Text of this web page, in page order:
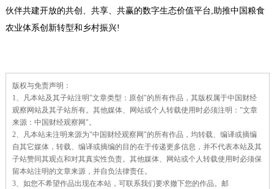
伙伴共建开放的共创、共享、共赢的数字生态价值平台,助推中国粮食
农业体系创新转型和乡村振兴!
辑：
版权与免责声明：
1、凡本站及其子站注明"文章类型：原创"的所有作品，其版权属于中国财经
观察网站及其子站所有。其他媒体、网站或个人转载使用时必须注明："文章
来源：中国财经观察网"。
2、凡本站未注明来源为"中国财经观察网"的所有作品，均转载、编译或摘编
自其它媒体，转载、编译或摘编的目的在于传递更多信息，并不代表本站及其
子站赞同其观点和对其真实性负责。其他媒体、网站或个人转载使用时必须保
留本站注明的文章来源，并自负法律责任。
3、如您不希望作品出现在本站，可联系我们要求撤下您的作品。邮